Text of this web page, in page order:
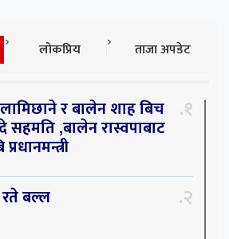
लोकप्रिय ताजा अपडेट
र बालेन शाह बिच
सहमति ,बालेन रास्वपाबाट
१
रते बल्ल २